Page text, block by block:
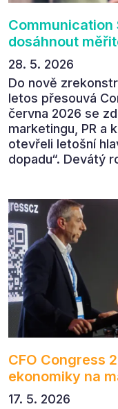
Communication
dosáhnout
28. 5. 2026
Do nově
letos přesouvá
června 2026 se
marketingu, PR a
otevřeli letošní
dopadu“. Devátý
CFO Congress
ekonomiky na
17. 5. 2026